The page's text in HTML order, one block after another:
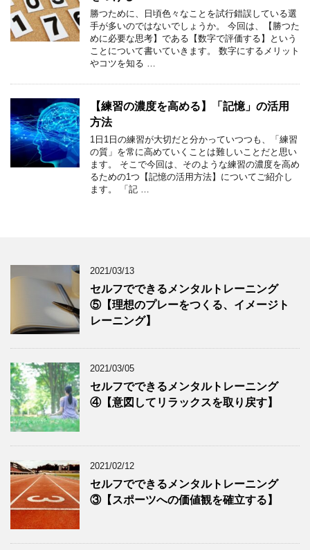
勝つために、日頃色々なことを試行錯誤している選
手が多いのではないでしょうか。 今回は、【勝つた
めに必要な思考】である【数字で評価する】という
ことについて書いていきます。 数字にするメリット
やコツを知る …
【練習の濃度を高める】「記憶」の活用
方法
1日1日の練習が大切だと分かっていつつも、「練習
の質」を常に高めていくことは難しいことだと思い
ます。 そこで今回は、そのような練習の濃度を高め
るための1つ【記憶の活用方法】についてご紹介し
ます。 「記 …
2021/03/13
セルフでできるメンタルトレーニング
⑤【理想のプレーをつくる、イメージト
レーニング】
2021/03/05
セルフでできるメンタルトレーニング
④【意図してリラックスを取り戻す】
2021/02/12
セルフでできるメンタルトレーニング
③【スポーツへの価値観を確立する】